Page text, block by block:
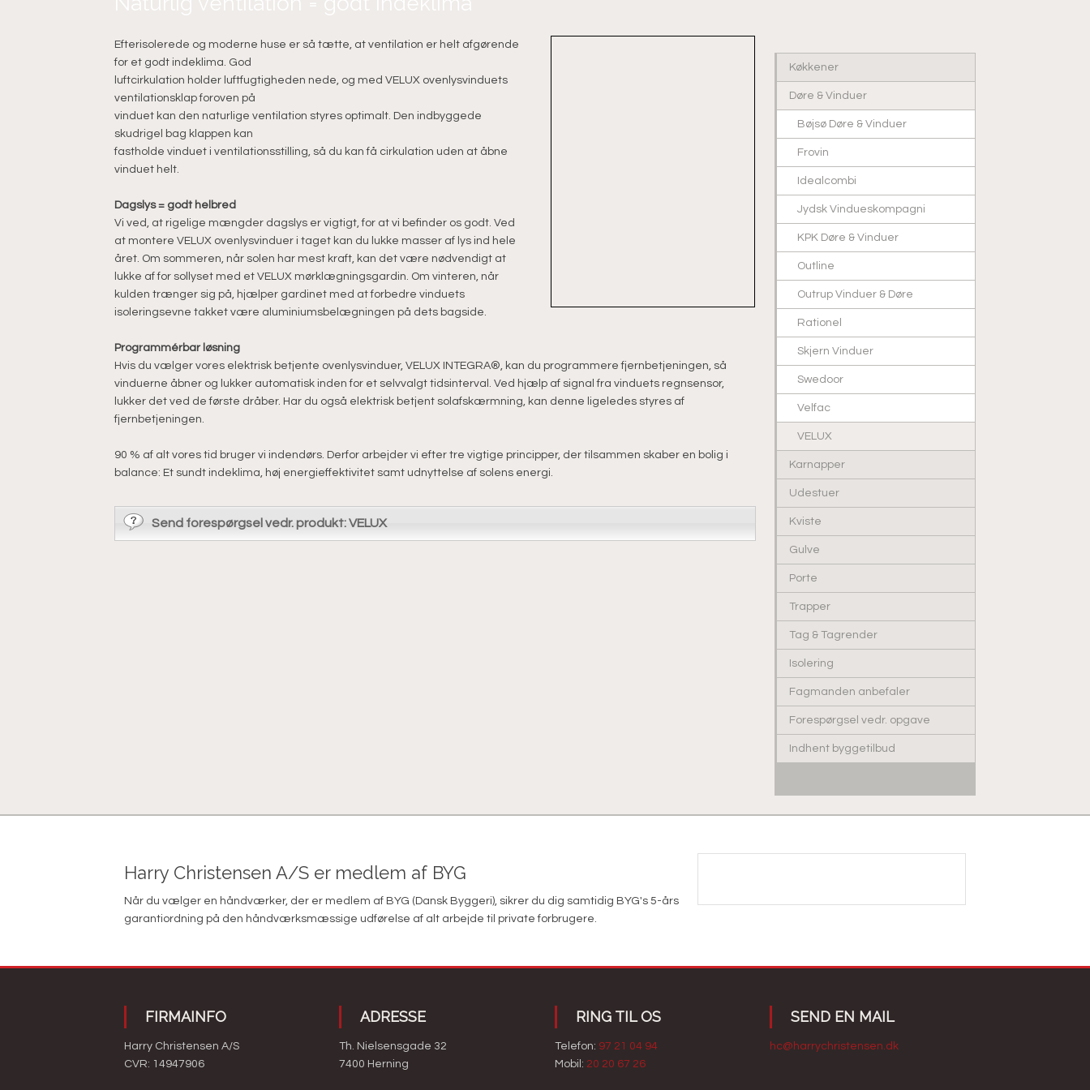
Efterisolerede og moderne huse er så tætte, at ventilation er helt afgørende
for et godt indeklima. God
luftcirkulation holder luftfugtigheden nede, og med VELUX ovenlysvinduets
ventilationsklap foroven på
vinduet kan den naturlige ventilation styres optimalt. Den indbyggede
skudrigel bag klappen kan
fastholde vinduet i ventilationsstilling, så du kan få cirkulation uden at åbne
vinduet helt.
Dagslys = godt helbred
Vi ved, at rigelige mængder dagslys er vigtigt, for at vi befinder os godt. Ved
at montere VELUX ovenlysvinduer i taget kan du lukke masser af lys ind hele
året. Om sommeren, når solen har mest kraft, kan det være nødvendigt at
lukke af for sollyset med et VELUX mørklægningsgardin. Om vinteren, når
kulden trænger sig på, hjælper gardinet med at forbedre vinduets
isoleringsevne takket være aluminiumsbelægningen på dets bagside.
Programmérbar løsning
Hvis du vælger vores elektrisk betjente ovenlysvinduer, VELUX INTEGRA®, kan du programmere fjernbetjeningen, så
vinduerne åbner og lukker automatisk inden for et selvvalgt tidsinterval. Ved hjælp af signal fra vinduets regnsensor,
lukker det ved de første dråber. Har du også elektrisk betjent solafskærmning, kan denne ligeledes styres af
fjernbetjeningen.
90 % af alt vores tid bruger vi indendørs. Derfor arbejder vi efter tre vigtige principper, der tilsammen skaber en bolig i
balance: Et sundt indeklima, høj energieffektivitet samt udnyttelse af solens energi.
Send forespørgsel vedr. produkt: VELUX
Køkkener
Døre & Vinduer
Bøjsø Døre & Vinduer
Frovin
Idealcombi
Jydsk Vindueskompagni
KPK Døre & Vinduer
Outline
Outrup Vinduer & Døre
Rationel
Skjern Vinduer
Swedoor
Velfac
VELUX
Karnapper
Udestuer
Kviste
Gulve
Porte
Trapper
Tag & Tagrender
Isolering
Fagmanden anbefaler
Forespørgsel vedr. opgave
Indhent byggetilbud
Harry Christensen A/S er medlem af BYG
Når du vælger en håndværker, der er medlem af BYG (Dansk Byggeri), sikrer du dig samtidig BYG's 5-års
garantiordning på den håndværksmæssige udførelse af alt arbejde til private forbrugere.​
FIRMAINFO
Harry Christensen A/S​
CVR: 14947906
ADRESSE
Th. Nielsensgade 32
7400 Herning​
​RING TIL OS
Telefon: 97 21 04 94
Mobil: 20 20 67 26​
​SEND EN MAIL
hc@harrychristensen.dk